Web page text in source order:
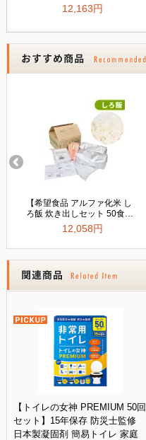
【トイレの女神 PREMIUM 50回
セット】15年保存 防災士監修
日本製凝固剤 簡易トイレ 家庭